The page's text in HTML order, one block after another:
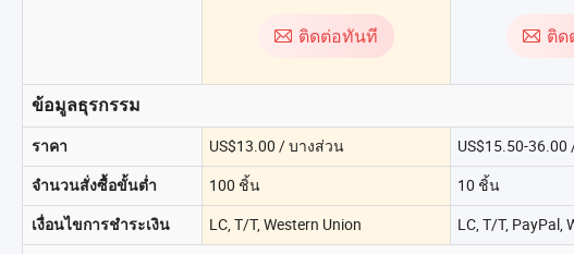
ติดต่อทันที ติ
ข้อมูลธุรกรรม
ราคา US$13.00 / บางส่วน US$15.50-
จำนวนสั่งซื้อขั้นต่ำ 100 ชิ้น 10 ชิ้น
เงื่อนไขการชำระเงิน LC, T/T, Western Union LC, T/T, PayPal,